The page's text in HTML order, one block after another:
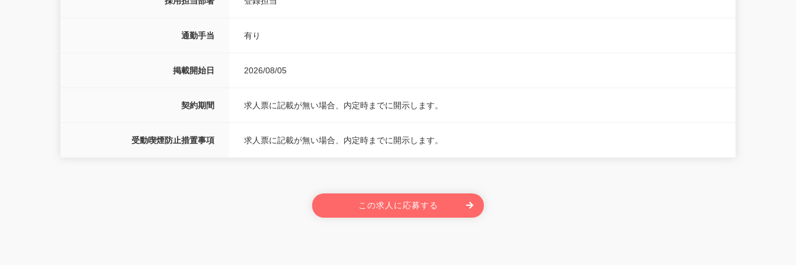
通勤手当 有り
掲載開始日 2026/08/05
契約期間 求人票に記載が無い場合、内定時までに開示します。
受動喫煙防止措置事項 求人票に記載が無い場合、内定時までに開示します。
この求人に応募する